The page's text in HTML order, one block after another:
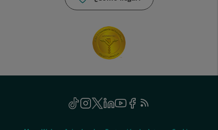
TikTok
Este
enlace
Instagram
Este
enlace
Twitter
Este
enlace
Linkedin
Este
enlace
Youtube
Este
enlace
Facebook
Este
enlace
Feed
Este